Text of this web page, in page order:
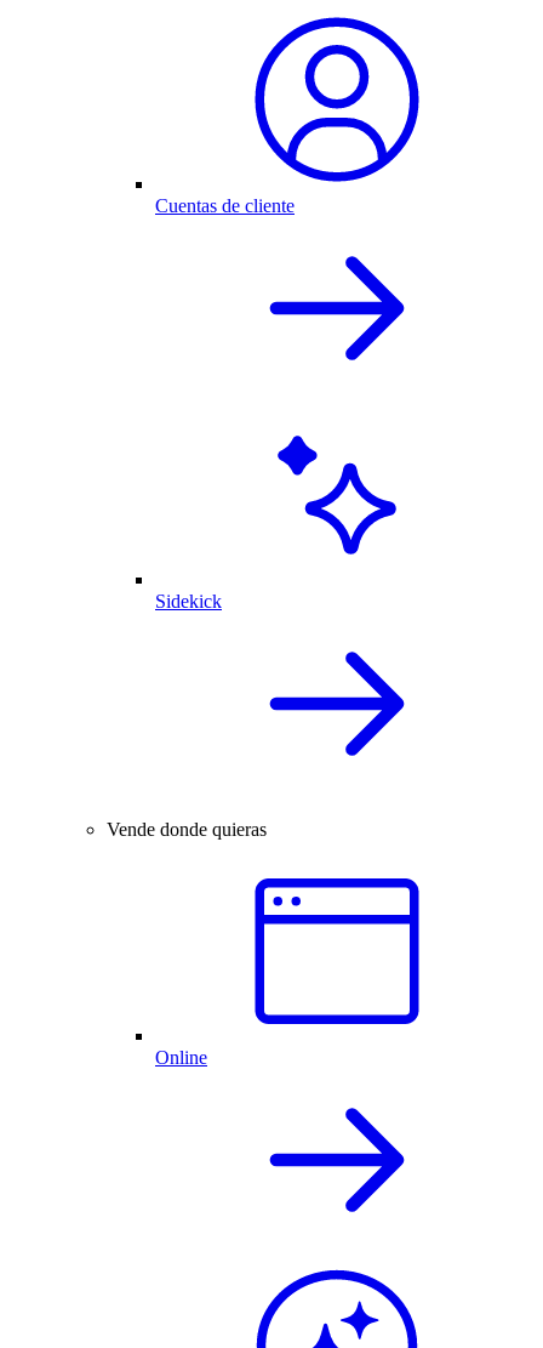
Cuentas de cliente
Sidekick
Vende donde quieras
Online